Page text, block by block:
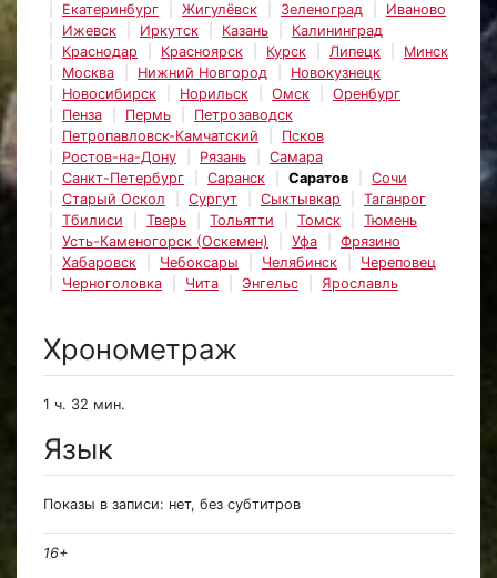
Екатеринбург
Жигулёвск Зеленоград
Иваново
Ижевск
Иркутск Казань
Калининград
Краснодар
Красноярск Курск Липецк
Минск
Москва
Нижний Новгород
Новокузнецк
Новосибирск
Норильск Омск
Оренбург
Пенза
Пермь
Петрозаводск
Петропавловск-Камчатский
Псков
Ростов-на-Дону
Рязань
Самара
Санкт-Петербург
Саранск Саратов
Сочи
Старый Оскол
Сургут Сыктывкар
Таганрог
Тбилиси
Тверь Тольятти Томск
Тюмень
Усть-Каменогорск (Оскемен)
Уфа
Фрязино
Хабаровск
Чебоксары Челябинск
Череповец
Черноголовка
Чита Энгельс Ярославль
Хронометраж
1 ч. 32 мин.
Язык
Показы в записи: нет, без субтитров
16+